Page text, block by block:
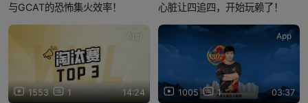
与GCAT的恐怖集火效率！
心脏让四追四，开始玩赖了！
1553 1 14:24
App
1005 1 03:37
App